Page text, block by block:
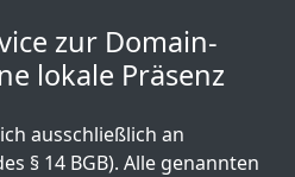
zur Domain-
lokale Präsenz
ausschließlich an
§ 14 BGB). Alle genannten